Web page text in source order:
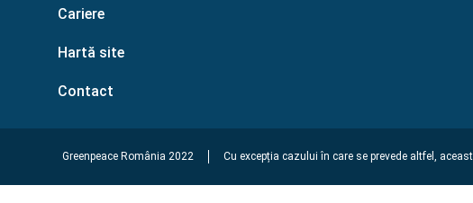
Cariere
Hartă site
Contact
Greenpeace România 2022 Cu excepția cazului în care se prevede altfel,